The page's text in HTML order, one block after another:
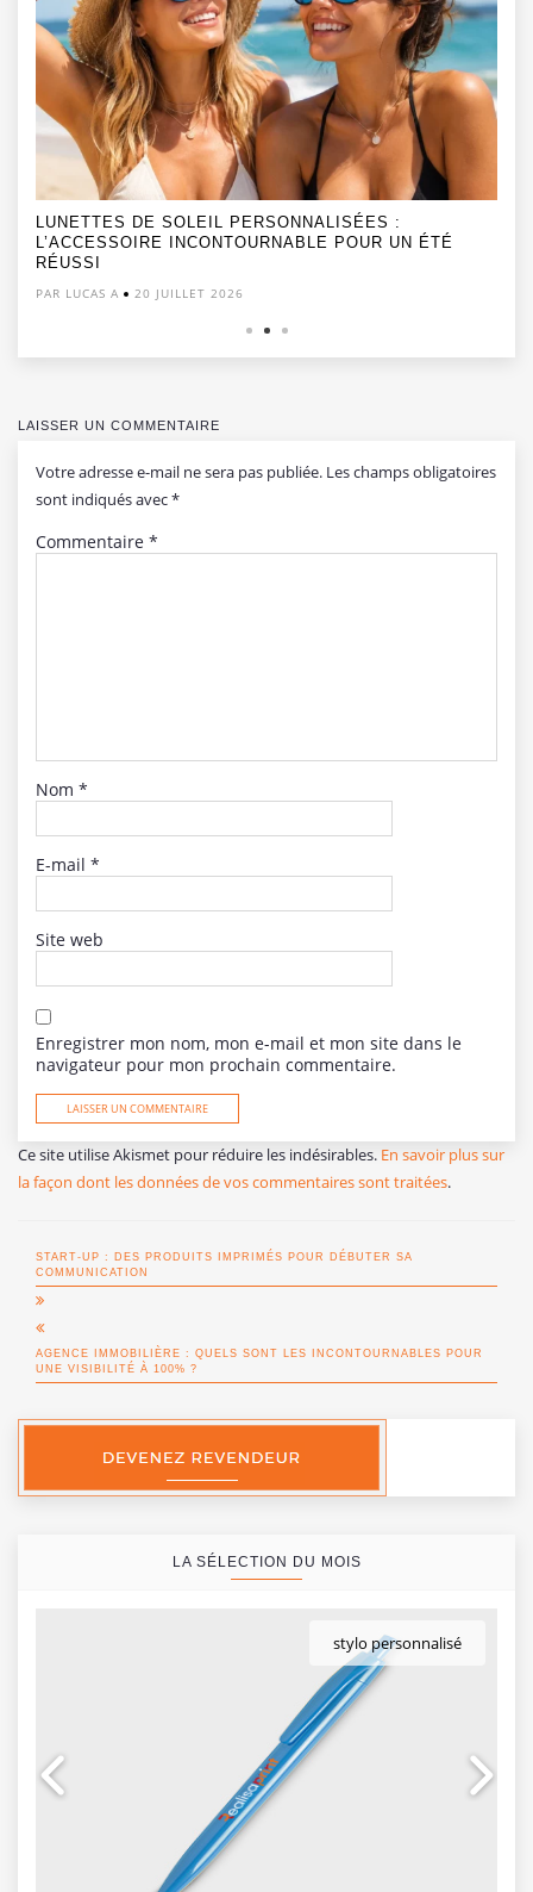
LUNETTES DE SOLEIL PERSONNALISÉES :
L’ACCESSOIRE INCONTOURNABLE POUR UN ÉTÉ
RÉUSSI
PAR LUCAS A 20 JUILLET 2026
LAISSER UN COMMENTAIRE
Votre adresse e-mail ne sera pas publiée. Les champs obligatoires
sont indiqués avec*
Commentaire *
Nom *
E-mail *
Site web
Enregistrer mon nom, mon e-mail et mon site dans le
navigateur pour mon prochain commentaire.
Ce site utilise Akismet pour réduire les indésirables. En savoir plus sur
la façon dont les données de vos commentaires sont traitées.
START-UP : DES PRODUITS IMPRIMÉS POUR DÉBUTER SA
COMMUNICATION
AGENCE IMMOBILIÈRE : QUELS SONT LES INCONTOURNABLES POUR
UNE VISIBILITÉ À 100% ?
LA SÉLECTION DU MOIS
stylo personnalisé